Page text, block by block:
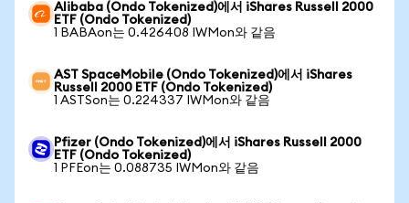
Alibaba (Ondo Tokenized)에서 iShares Russell 2000
ETF (Ondo Tokenized)
1 BABAon는 0.426408 IWMon와 같음
AST SpaceMobile (Ondo Tokenized)에서 iShares
Russell 2000 ETF (Ondo Tokenized)
1 ASTSon는 0.224337 IWMon와 같음
Pfizer (Ondo Tokenized)에서 iShares Russell 2000
ETF (Ondo Tokenized)
1 PFEon는 0.088735 IWMon와 같음